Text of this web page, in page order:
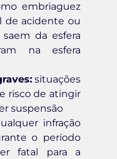
embriaguez
de acidente ou
da esfera
na esfera
situações
risco de atingir
suspensão
infração
o período
fatal para a